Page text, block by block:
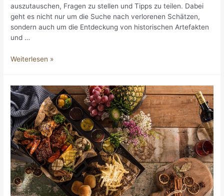
auszutauschen, Fragen zu stellen und Tipps zu teilen. Dabei
geht es nicht nur um die Suche nach verlorenen Schätzen,
sondern auch um die Entdeckung von historischen Artefakten
und …
Vorstellung
Weiterlesen »